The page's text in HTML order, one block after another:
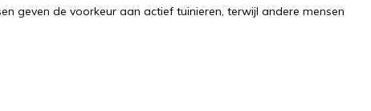
geven de voorkeur aan actief tuinieren, terwijl andere mensen